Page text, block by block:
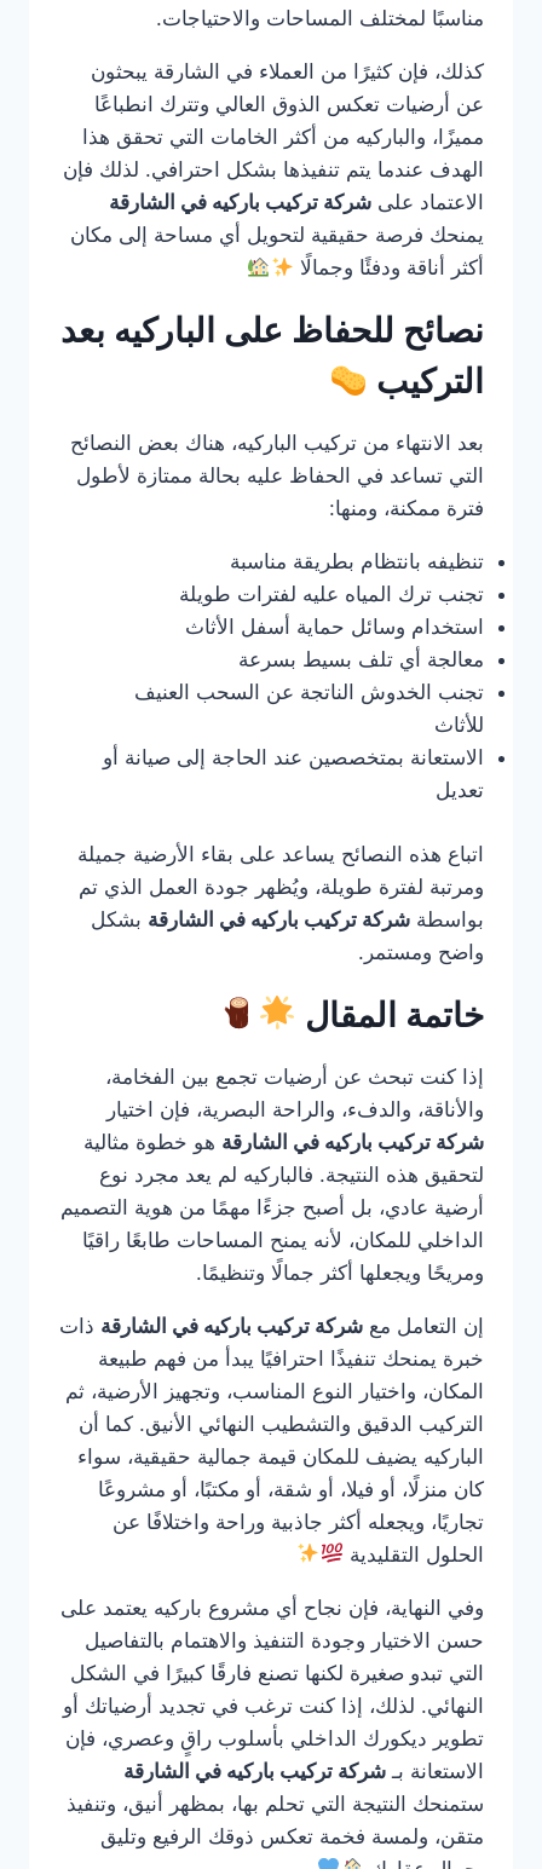
مناسبًا لمختلف المساحات والاحتياجات.
كذلك، فإن كثيرًا من العملاء في الشارقة يبحثون
عن أرضيات تعكس الذوق العالي وتترك انطباعًا
مميزًا، والباركيه من أكثر الخامات التي تحقق هذا
الهدف عندما يتم تنفيذها بشكل احترافي. لذلك فإن
الاعتماد على شركة تركيب باركيه في الشارقة
يمنحك فرصة حقيقية لتحويل أي مساحة إلى مكان
أكثر أناقة ودفئًا وجمالًا
نصائح للحفاظ على الباركيه بعد
التركيب
بعد الانتهاء من تركيب الباركيه، هناك بعض النصائح
التي تساعد في الحفاظ عليه بحالة ممتازة لأطول
فترة ممكنة، ومنها:
تنظيفه بانتظام بطريقة مناسبة
تجنب ترك المياه عليه لفترات طويلة
استخدام وسائل حماية أسفل الأثاث
معالجة أي تلف بسيط بسرعة
تجنب الخدوش الناتجة عن السحب العنيف
للأثاث
الاستعانة بمتخصصين عند الحاجة إلى صيانة أو
تعديل
اتباع هذه النصائح يساعد على بقاء الأرضية جميلة
ومرتبة لفترة طويلة، ويُظهر جودة العمل الذي تم
بواسطة شركة تركيب باركيه في الشارقة بشكل
واضح ومستمر.
خاتمة المقال
إذا كنت تبحث عن أرضيات تجمع بين الفخامة،
والأناقة، والدفء، والراحة البصرية، فإن اختيار
شركة تركيب باركيه في الشارقة هو خطوة مثالية
لتحقيق هذه النتيجة. فالباركيه لم يعد مجرد نوع
أرضية عادي، بل أصبح جزءًا مهمًا من هوية التصميم
الداخلي للمكان، لأنه يمنح المساحات طابعًا راقيًا
ومريحًا ويجعلها أكثر جمالًا وتنظيمًا.
إن التعامل مع شركة تركيب باركيه في الشارقة ذات
خبرة يمنحك تنفيذًا احترافيًا يبدأ من فهم طبيعة
المكان، واختيار النوع المناسب، وتجهيز الأرضية، ثم
التركيب الدقيق والتشطيب النهائي الأنيق. كما أن
الباركيه يضيف للمكان قيمة جمالية حقيقية، سواء
كان منزلًا، أو فيلا، أو شقة، أو مكتبًا، أو مشروعًا
تجاريًا، ويجعله أكثر جاذبية وراحة واختلافًا عن
الحلول التقليدية
وفي النهاية، فإن نجاح أي مشروع باركيه يعتمد على
حسن الاختيار وجودة التنفيذ والاهتمام بالتفاصيل
التي تبدو صغيرة لكنها تصنع فارقًا كبيرًا في الشكل
النهائي. لذلك، إذا كنت ترغب في تجديد أرضياتك أو
تطوير ديكورك الداخلي بأسلوب راقٍ وعصري، فإن
الاستعانة بـ شركة تركيب باركيه في الشارقة
ستمنحك النتيجة التي تحلم بها، بمظهر أنيق، وتنفيذ
متقن، ولمسة فخمة تعكس ذوقك الرفيع وتليق